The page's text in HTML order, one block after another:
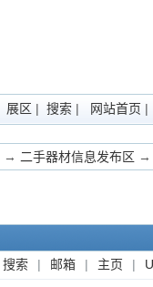
展区 | 搜索 | 网站首页
→ 二手器材信息发布区 →
搜索 | 邮箱 | 主页 |